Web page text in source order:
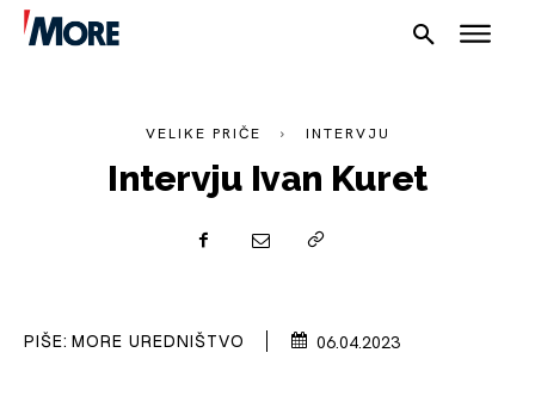
VELIKE PRIČE INTERVJU
Intervju Ivan Kuret
PIŠE: MORE UREDNIŠTVO 06.04.2023